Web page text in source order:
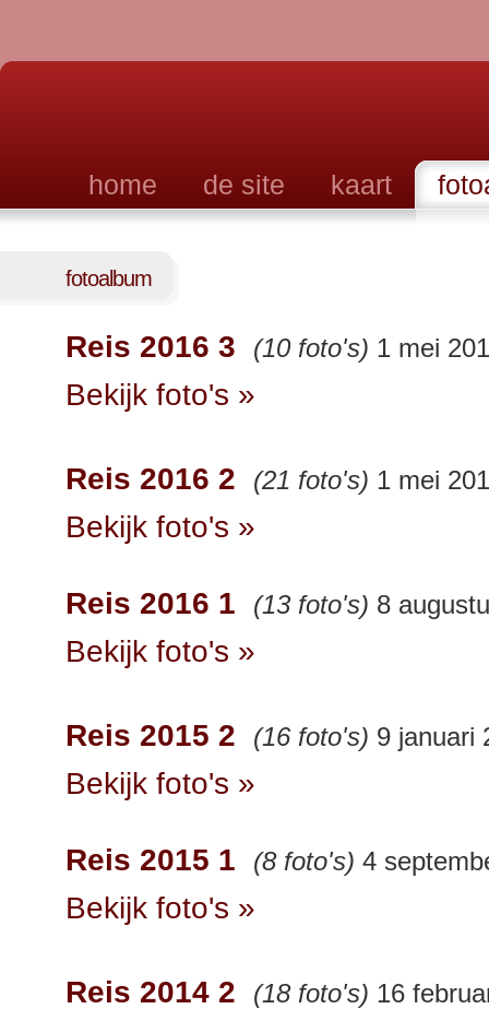
fotoalbum
Reis 2016 3 (10 foto's) 1 mei
Bekijk foto's »
Reis 2016 2 (21 foto's) 1 mei
Bekijk foto's »
Reis 2016 1 (13 foto's) 8
Bekijk foto's »
Reis 2015 2 (16 foto's) 9 januari
Bekijk foto's »
Reis 2015 1 (8 foto's) 4
Bekijk foto's »
Reis 2014 2 (18 foto's) 16
home de site kaart